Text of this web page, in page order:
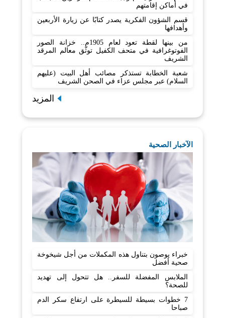
في أماكن إقامتهم
قسم الشؤون الفكرية يصدر كتابًا عن زيارة الأربعين
وأهدافها
من بينها لقطة تعود لعام 1905م.. خزانة الصور
الفوتوغرافية في متحف الكفيل توثّق معالم المرقد
الشريف
شعبة الخطابة تستذكر مصائب أهل البيت (عليهم
السلام) عبر مجلس عزاء في الصحن الشريف
المزيد
الآخبار الصحية
خبراء يوصون بتناول هذه المكملات من أجل شيخوخة
صحية أفضل
الملابس المفضلة للسفر.. هل تتحول إلى تهديد
للصحة؟
7 خطوات بسيطة للسيطرة على ارتفاع سكر الدم
صباحا